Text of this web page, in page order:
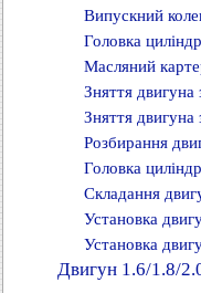
Випускний
Головка
Масляний
Зняття двигуна
Зняття
Розбирання
Головка
Складання
Установка
Установка
Двигун 1.6/1.8/